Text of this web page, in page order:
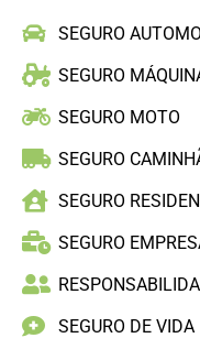
SEGURO
SEGURO
SEGURO MOTO
SEGURO
SEGURO
SEGURO
SEGURO DE VIDA